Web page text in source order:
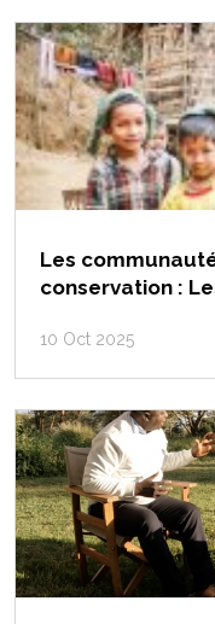
Les
conservation :
10 Oct 2025